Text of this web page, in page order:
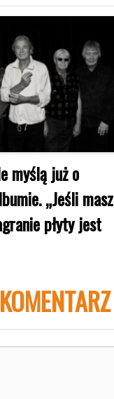
myślą już o
„Jeśli masz
płyty jest